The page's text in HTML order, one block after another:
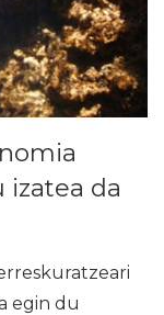
da
egin du